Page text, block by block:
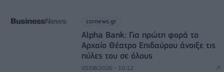
csrnews.gr
Alpha Bank: Για πρώτη φορά το
Αρχαίο Θέατρο Επιδαύρου άνοιξε τις
πύλες του σε όλους
05/08/2026 - 10:12